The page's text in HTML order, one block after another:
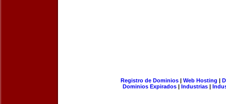
Registro de Dominios| Web Hosting |
Dominios Expirados | Industrias |